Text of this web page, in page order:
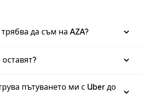
да съм на AZA?
пътуването ми с Uber до